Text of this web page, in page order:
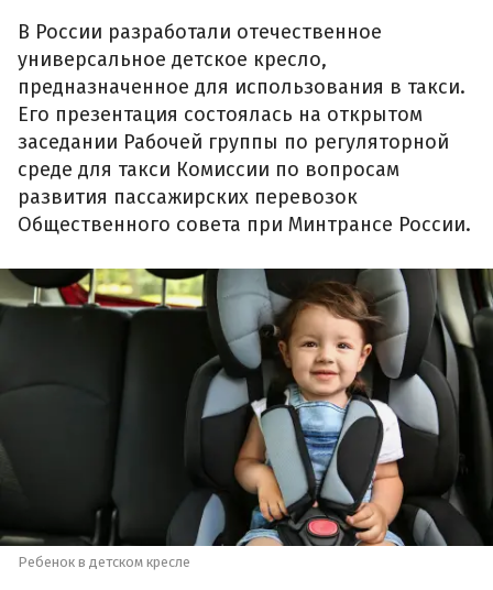
В России разработали отечественное
универсальное детское кресло,
предназначенное для использования в такси.
Его презентация состоялась на открытом
заседании Рабочей группы по регуляторной
среде для такси Комиссии по вопросам
развития пассажирских перевозок
Общественного совета при Минтрансе России.
Ребенок в детском кресле